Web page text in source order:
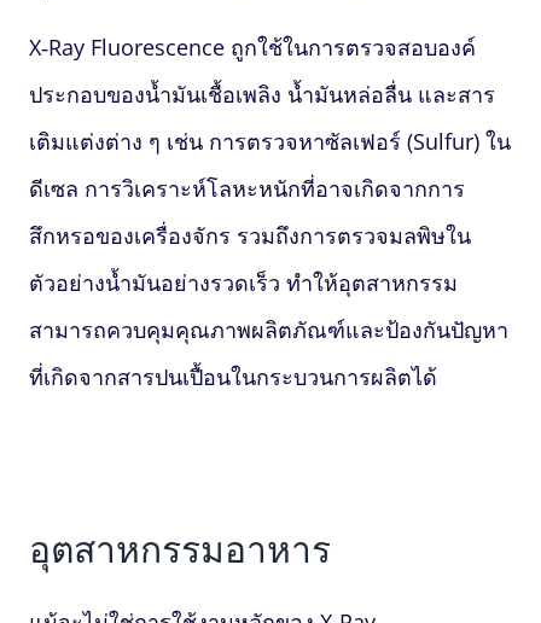
X‑Ray Fluorescence ถูกใช้ในการตรวจสอบองค์
ประกอบของน้ำมันเชื้อเพลิง น้ำมันหล่อลื่น และสาร
เติมแต่งต่าง ๆ เช่น การตรวจหาซัลเฟอร์ (Sulfur) ใน
ดีเซล การวิเคราะห์โลหะหนักที่อาจเกิดจากการ
สึกหรอของเครื่องจักร รวมถึงการตรวจมลพิษใน
ตัวอย่างน้ำมันอย่างรวดเร็ว ทำให้อุตสาหกรรม
สามารถควบคุมคุณภาพผลิตภัณฑ์และป้องกันปัญหา
ที่เกิดจากสารปนเปื้อนในกระบวนการผลิตได้
อุตสาหกรรมอาหาร